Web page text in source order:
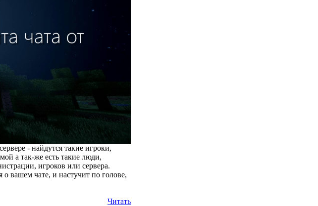
- найдутся такие игроки,
а так-же есть такие люди,
игроков или сервера.
о вашем чате, и настучит по голове,
Читать